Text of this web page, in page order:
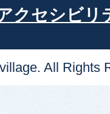
クセシビリ
All Rights